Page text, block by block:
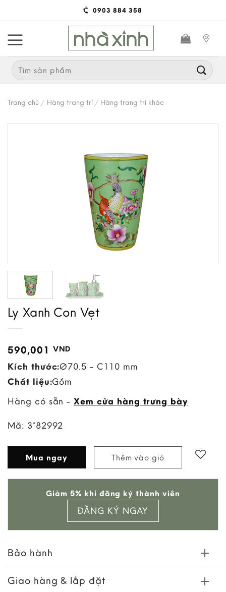
content
0903 884 358
Search
for:
Trang chủ / Hàng trang trí / Hàng trang trí khác
Ly Xanh Con Vẹt
590,001 VND
Kích thước:Ø70.5 - C110 mm
Chất liệu:Gốm
Hàng có sẵn -Xem cửa hàng trưng bày
Mã: 3*82992
Mua ngay Thêm vào giỏ
wishlist
Giảm 5% khi đăng ký thành viên
ĐĂNG KÝ NGAY
Bảo hành
Giao hàng & lắp đặt